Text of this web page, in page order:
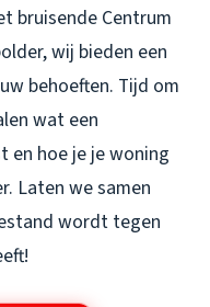
bruisende Centrum
wij bieden een
behoeften. Tijd om
wat een
en hoe je je woning
Laten we samen
wordt tegen